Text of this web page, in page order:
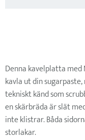
Denna kavelplatta
kavla ut din
tekniskt känd som
en skärbräda är slät
inte klistrar. Båda
storlakar.